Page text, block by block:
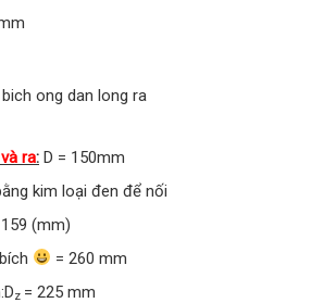
ra: D = 150mm
kim loại đen để nối
(mm)
= 260 mm
z = 225 mm